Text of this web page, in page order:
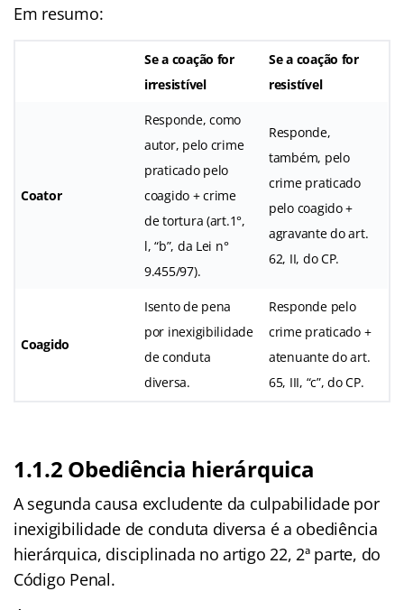
Em resumo:
Se a coação for
irresistível
Se a coação for
resistível
Coator
Responde, como
autor, pelo crime
praticado pelo
coagido + crime
de tortura (art.1°,
l, “b”, da Lei n°
9.455/97).
Responde,
também, pelo
crime praticado
pelo coagido +
agravante do art.
62, II, do CP.
Coagido
Isento de pena
por inexigibilidade
de conduta
diversa.
Responde pelo
crime praticado +
atenuante do art.
65, III, “c”, do CP.
1.1.2 Obediência hierárquica
A segunda causa excludente da culpabilidade por
inexigibilidade de conduta diversa é a obediência
hierárquica, disciplinada no artigo 22, 2ª parte, do
Código Penal.